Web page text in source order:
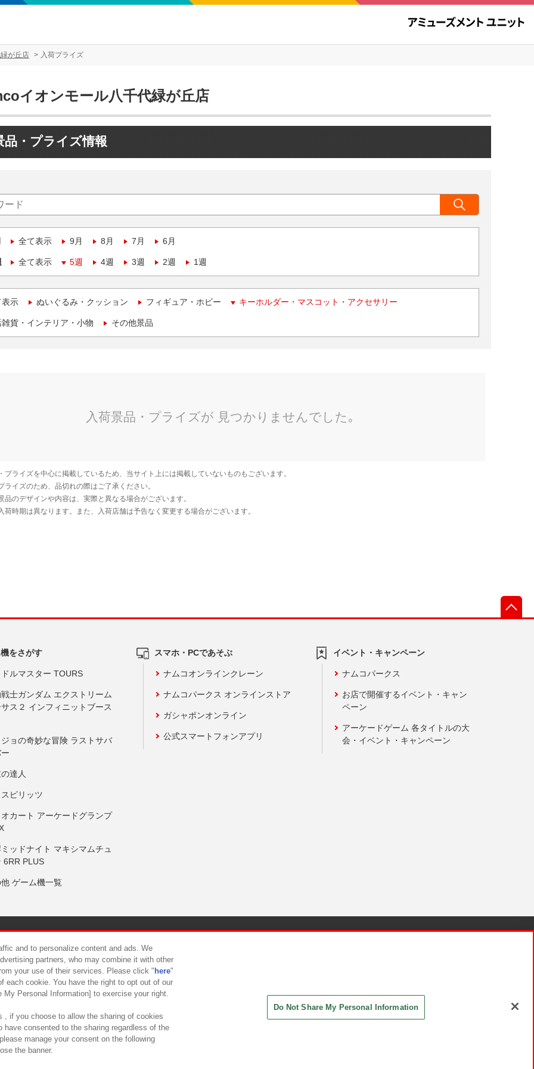
が丘店 入荷プライズ
イオンモール八千代緑が丘店
品・プライズ情報
全て表示 9月 8月 7月 6月
全て表示 5週 4週 3週 2週 1週
表示 ぬいぐるみ・クッション フィギュア・ホビー キーホルダー・マスコット・アクセサリー
貨・インテリア・小物 その他景品
をさがす
ルマスター TOURS
士ガンダム エクストリーム
ス２ インフィニットブース
ョの奇妙な冒険 ラストサバ
達人
ピリッツ
カート アーケードグランプ
ッドナイト マキシマムチュ
6RR PLUS
ゲーム機一覧
スマホ・PCであそぶ
ナムコオンラインクレーン
ナムコパークス オンラインストア
ガシャポンオンライン
公式スマートフォンアプリ
イベント・キャンペーン
ナムコパークス
お店で開催するイベント・キャン
ペーン
アーケードゲーム 各タイトルの大
会・イベント・キャンペーン
について カスタマーハラスメント対応方針
and to personalize content and ads. We
partners, who may combine it with other
your use of their services. Please click " here"
each cookie. You have the right to opt out of our
Personal Information] to exercise your right.
, if you choose to allow the sharing of cookies
have consented to the sharing regardless of the
manage your consent on the following
the banner.
Do Not Share My Personal Information